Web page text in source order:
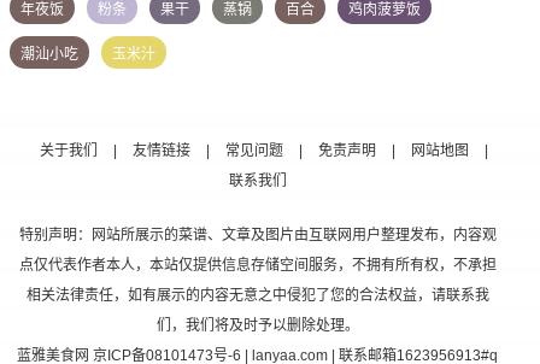
年夜饭 粉条 果干 蒸锅 百合 鸡肉菠萝饭
潮汕小吃 玉米汁
关于我们 友情链接 常见问题 免责声明 网站地图
联系我们
特别声明：网站所展示的菜谱、文章及图片由互联网用户整理发布，内容观
点仅代表作者本人，本站仅提供信息存储空间服务，不拥有所有权，不承担
相关法律责任，如有展示的内容无意之中侵犯了您的合法权益，请联系我
们，我们将及时予以删除处理。
蓝雅美食网 京ICP备08101473号-6 | lanyaa.com | 联系邮箱1623956913#q